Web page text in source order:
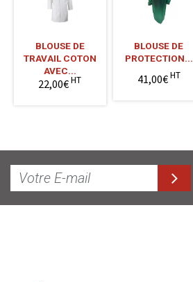
BLOUSE DE
TRAVAIL COTON
AVEC...
22,00€HT
BLOUSE DE
PROTECTION...
41,00€HT